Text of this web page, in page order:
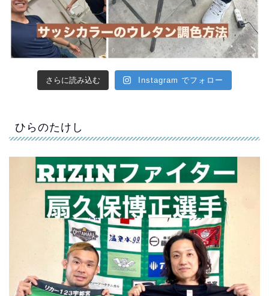
さらに読み込む Instagram でフォロー
ひらのたけし